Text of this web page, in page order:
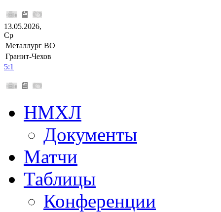
13.05.2026,
Ср
Металлург ВО
Гранит-Чехов
5:1
НМХЛ
Документы
Матчи
Таблицы
Конференции